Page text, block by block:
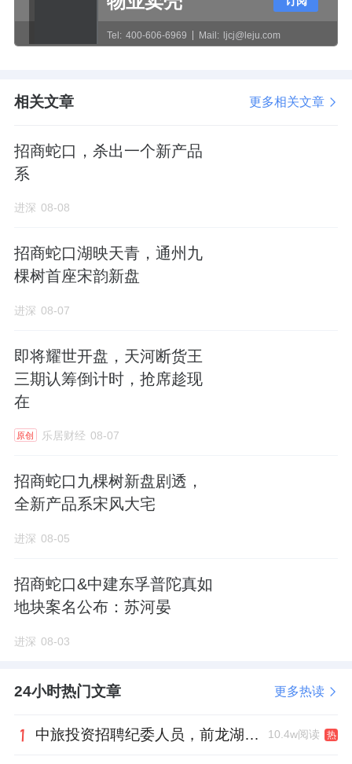
总，成为当时招商蛇口最年轻的区域掌舵人。
副总裁兼华南区域董事长。
两年后， 萧睿又加入禹洲集团
助
2020年、2021年，禹洲集团销售额连续两年突
对当下的能建城发来说，兼具央企和民企工作
事实上，刚经历合并重组不久后的能建城发，
正处在扩张发展的关键时期，亟需突围。在土
号，能建城发最终成功竞得南京市建邺区
NO.2022G29地块，拿地总价约45.3亿元，楼
面地价39964元/㎡。
10月，在济南第三轮集中土拍中，能建城发联
合市中控股摘得市中区白马山片区的2宗住宅地
目。
开发有限公司以7.45亿元的底价拿下西北新城
Tel: 400-606-6969 Mail: ljcj@leju.com
相关文章 更多相关文章
招商蛇口，杀出一个新产品
系
进深 08-08
招商蛇口湖映天青，通州九
棵树首座宋韵新盘
进深 08-07
即将耀世开盘，天河断货王
三期认筹倒计时，抢席趁现
在
原创 乐居财经 08-07
招商蛇口九棵树新盘剧透，
全新产品系宋风大宅
进深 08-05
招商蛇口&中建东孚普陀真如
地块案名公布：苏河晏
进深 08-03
24小时热门文章 更多热读
中旅投资招聘纪委人员，前龙湖副总裁胡若翔掌舵 10.4w阅读 热